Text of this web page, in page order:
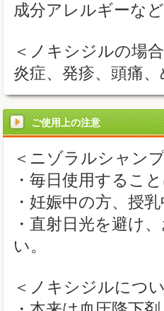
成分アレルギーな
＜ノキシジルの場
炎症、発疹、頭痛
ご使用上の注意
＜ニゾラルシャン
・毎日使用するこ
・妊娠中の方、授
・直射日光を避け
い。
＜ノキシジルにつ